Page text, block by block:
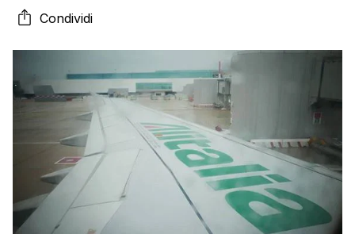
che, da un ventennio, è necessario “salvare Alitalia”
Condividi